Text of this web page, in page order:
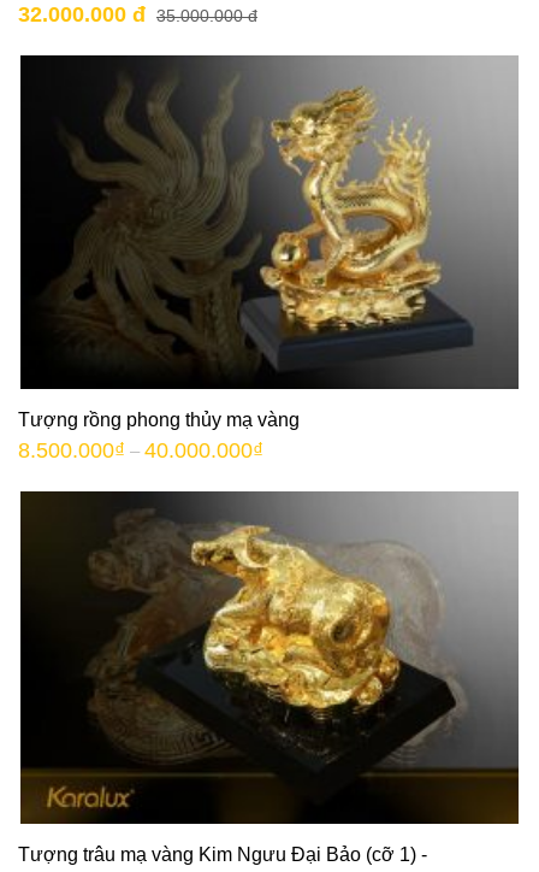
32.000.000 đ 35.000.000 đ
Tượng rồng phong thủy mạ vàng
8.500.000₫ – 40.000.000₫
Tượng trâu mạ vàng Kim Ngưu Đại Bảo (cỡ 1) -